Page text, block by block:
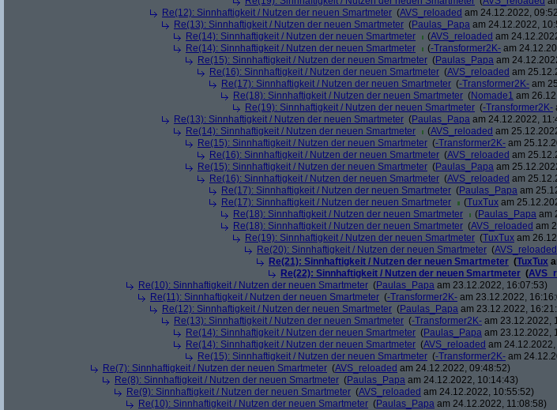
Re(12): Sinnhaftigkeit / Nutzen der neuen Smartmeter (AVS_reloaded am 24.12.2022,
Re(13): Sinnhaftigkeit / Nutzen der neuen Smartmeter (Paulas_Papa am 24.12.2022,
Re(14): Sinnhaftigkeit / Nutzen der neuen Smartmeter
(AVS_reloaded am
Re(14): Sinnhaftigkeit / Nutzen der neuen Smartmeter
(-Transformer2K- am
Re(15): Sinnhaftigkeit / Nutzen der neuen Smartmeter (Paulas_Papa am
Re(16): Sinnhaftigkeit / Nutzen der neuen Smartmeter (AVS_reloaded am
Re(17): Sinnhaftigkeit / Nutzen der neuen Smartmeter (-Transformer2K- am
Re(18): Sinnhaftigkeit / Nutzen der neuen Smartmeter (Nomade1 am
Re(19): Sinnhaftigkeit / Nutzen der neuen Smartmeter (-Transformer2K-
Re(13): Sinnhaftigkeit / Nutzen der neuen Smartmeter (Paulas_Papa am 24.12.2022,
Re(14): Sinnhaftigkeit / Nutzen der neuen Smartmeter
(AVS_reloaded am
Re(15): Sinnhaftigkeit / Nutzen der neuen Smartmeter (-Transformer2K- am
Re(16): Sinnhaftigkeit / Nutzen der neuen Smartmeter (AVS_reloaded am
Re(15): Sinnhaftigkeit / Nutzen der neuen Smartmeter (Paulas_Papa am
Re(16): Sinnhaftigkeit / Nutzen der neuen Smartmeter (AVS_reloaded am
Re(17): Sinnhaftigkeit / Nutzen der neuen Smartmeter (Paulas_Papa am
Re(17): Sinnhaftigkeit / Nutzen der neuen Smartmeter
(TuxTux am
Re(18): Sinnhaftigkeit / Nutzen der neuen Smartmeter
(Paulas_Papa am
Re(18): Sinnhaftigkeit / Nutzen der neuen Smartmeter (AVS_reloaded am
Re(19): Sinnhaftigkeit / Nutzen der neuen Smartmeter (TuxTux am
Re(20): Sinnhaftigkeit / Nutzen der neuen Smartmeter (AVS_reloaded
Re(21): Sinnhaftigkeit / Nutzen der neuen Smartmeter (TuxTux
Re(22): Sinnhaftigkeit / Nutzen der neuen Smartmeter (
Re(10): Sinnhaftigkeit / Nutzen der neuen Smartmeter (Paulas_Papa am 23.12.2022, 16:07:53)
Re(11): Sinnhaftigkeit / Nutzen der neuen Smartmeter (-Transformer2K- am 23.12.2022,
Re(12): Sinnhaftigkeit / Nutzen der neuen Smartmeter (Paulas_Papa am 23.12.2022,
Re(13): Sinnhaftigkeit / Nutzen der neuen Smartmeter (-Transformer2K- am 23.12.2022,
Re(14): Sinnhaftigkeit / Nutzen der neuen Smartmeter (Paulas_Papa am 23.12.2022,
Re(14): Sinnhaftigkeit / Nutzen der neuen Smartmeter (AVS_reloaded am
Re(15): Sinnhaftigkeit / Nutzen der neuen Smartmeter (-Transformer2K- am
Re(7): Sinnhaftigkeit / Nutzen der neuen Smartmeter (AVS_reloaded am 24.12.2022, 09:48:52)
Re(8): Sinnhaftigkeit / Nutzen der neuen Smartmeter (Paulas_Papa am 24.12.2022, 10:14:43)
Re(9): Sinnhaftigkeit / Nutzen der neuen Smartmeter (AVS_reloaded am 24.12.2022, 10:55:52)
Re(10): Sinnhaftigkeit / Nutzen der neuen Smartmeter (Paulas_Papa am 24.12.2022, 11:08:58)